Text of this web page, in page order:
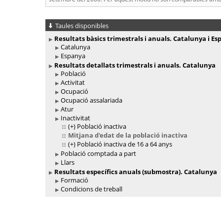
Taules disponibles
Resultats bàsics trimestrals i anuals. Catalunya i
Catalunya
Espanya
Resultats detallats trimestrals i anuals. Catalunya
Població
Activitat
Ocupació
Ocupació assalariada
Atur
Inactivitat
(+) Població inactiva
Mitjana d'edat de la població inactiva
(+) Població inactiva de 16 a 64 anys
Població comptada a part
Llars
Resultats específics anuals (submostra). Catalunya
Formació
Condicions de treball